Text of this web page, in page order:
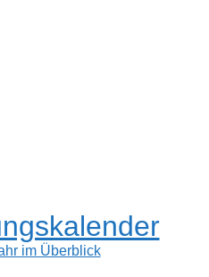
im Überblick